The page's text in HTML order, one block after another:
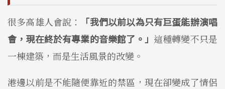
很多高雄人會說：
「我們以前以為只有巨蛋能辦演唱
會，現在終於有專業的音樂館了。」 這種轉變不只是
一棟建築，而是生活風景的改變。
港邊以前是不能隨便靠近的禁區，現在卻變成了情侶